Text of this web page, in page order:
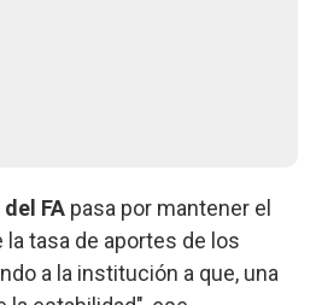
FA pasa por mantener el
tasa de aportes de los
a la institución a que, una